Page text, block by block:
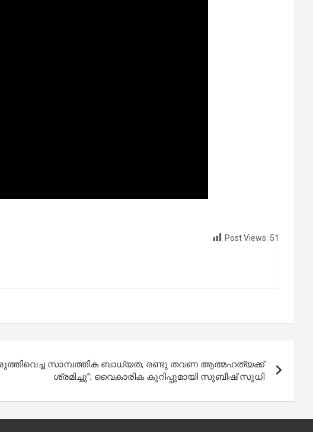
Post Views: 51
സാമ്പത്തിക ബാധ്യത, രണ്ടു തവണ ആത്മഹത്യക്ക്
ശ്രമിച്ചു”; വൈകാരിക കുറിപ്പുമായി സുബീഷ് സുധി